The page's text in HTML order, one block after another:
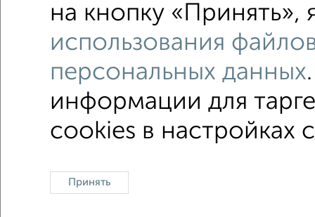
Поиск по
не
В общежитии
на кнопку «Принять»,
использования
персональных данных
информации для
cookies в настройках
Принять